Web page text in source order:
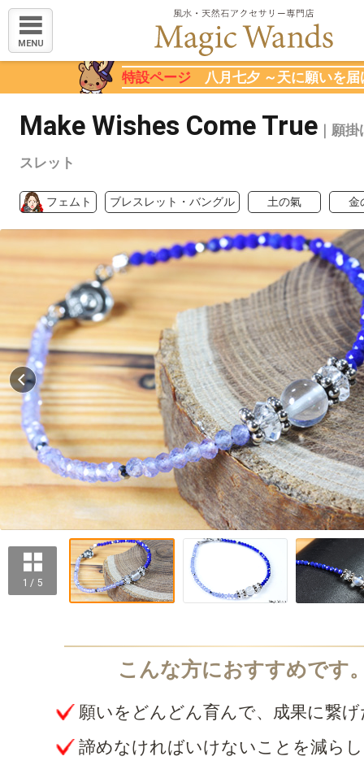
MENU
特設ページ 八月七夕 ～天に願いを届
Make Wishes Come True ｜願
スレット
フェムト ブレスレット・バングル 土の氣 金
1 / 5
願いをどんどん育んで、成果に繋
諦めなければいけないことを減ら